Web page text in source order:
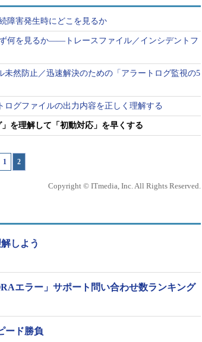
先
動
操
タ
み
トラブル調査では、初めにトラブル
発生時間帯前後のアラートログにエ
ラーやメッセージの出力がないかど
10gR2（10.2）以
XXX.trc」のような出力がある場合
に問題がありメッセージが書き込ま
も確認する
ウンドプロセス
11gR1（11.1）以
デ
アラートログに「Incident details in:
XXXX.trc」のような出力がある場合
10gR2（10.2）以
前：（存在な
降：（図1の6）
障害発生時にどこを見るか
ず何を見るか――トレースファイル／インシデントフ
ル未然防止／迅速解決のための「アラートログ監視の5
ログファイルの出力内容を正しく理解する
を理解して「初動対応」を早くする
1 2
Copyright © ITmedia, Inc. All Rights Reserved.
しよう
エラー」サポート問い合わせ数ランキング
ード勝負